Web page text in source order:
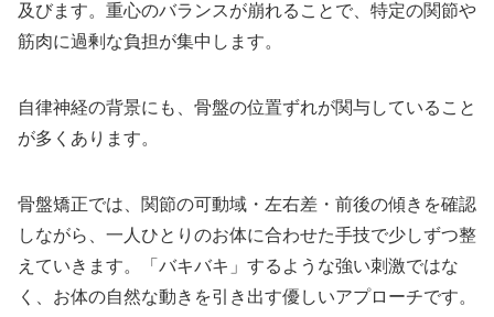
及びます。重心のバランスが崩れることで、特定の関節や
筋肉に過剰な負担が集中します。
自律神経の背景にも、骨盤の位置ずれが関与していること
が多くあります。
骨盤矯正では、関節の可動域・左右差・前後の傾きを確認
しながら、一人ひとりのお体に合わせた手技で少しずつ整
えていきます。「バキバキ」するような強い刺激ではな
く、お体の自然な動きを引き出す優しいアプローチです。